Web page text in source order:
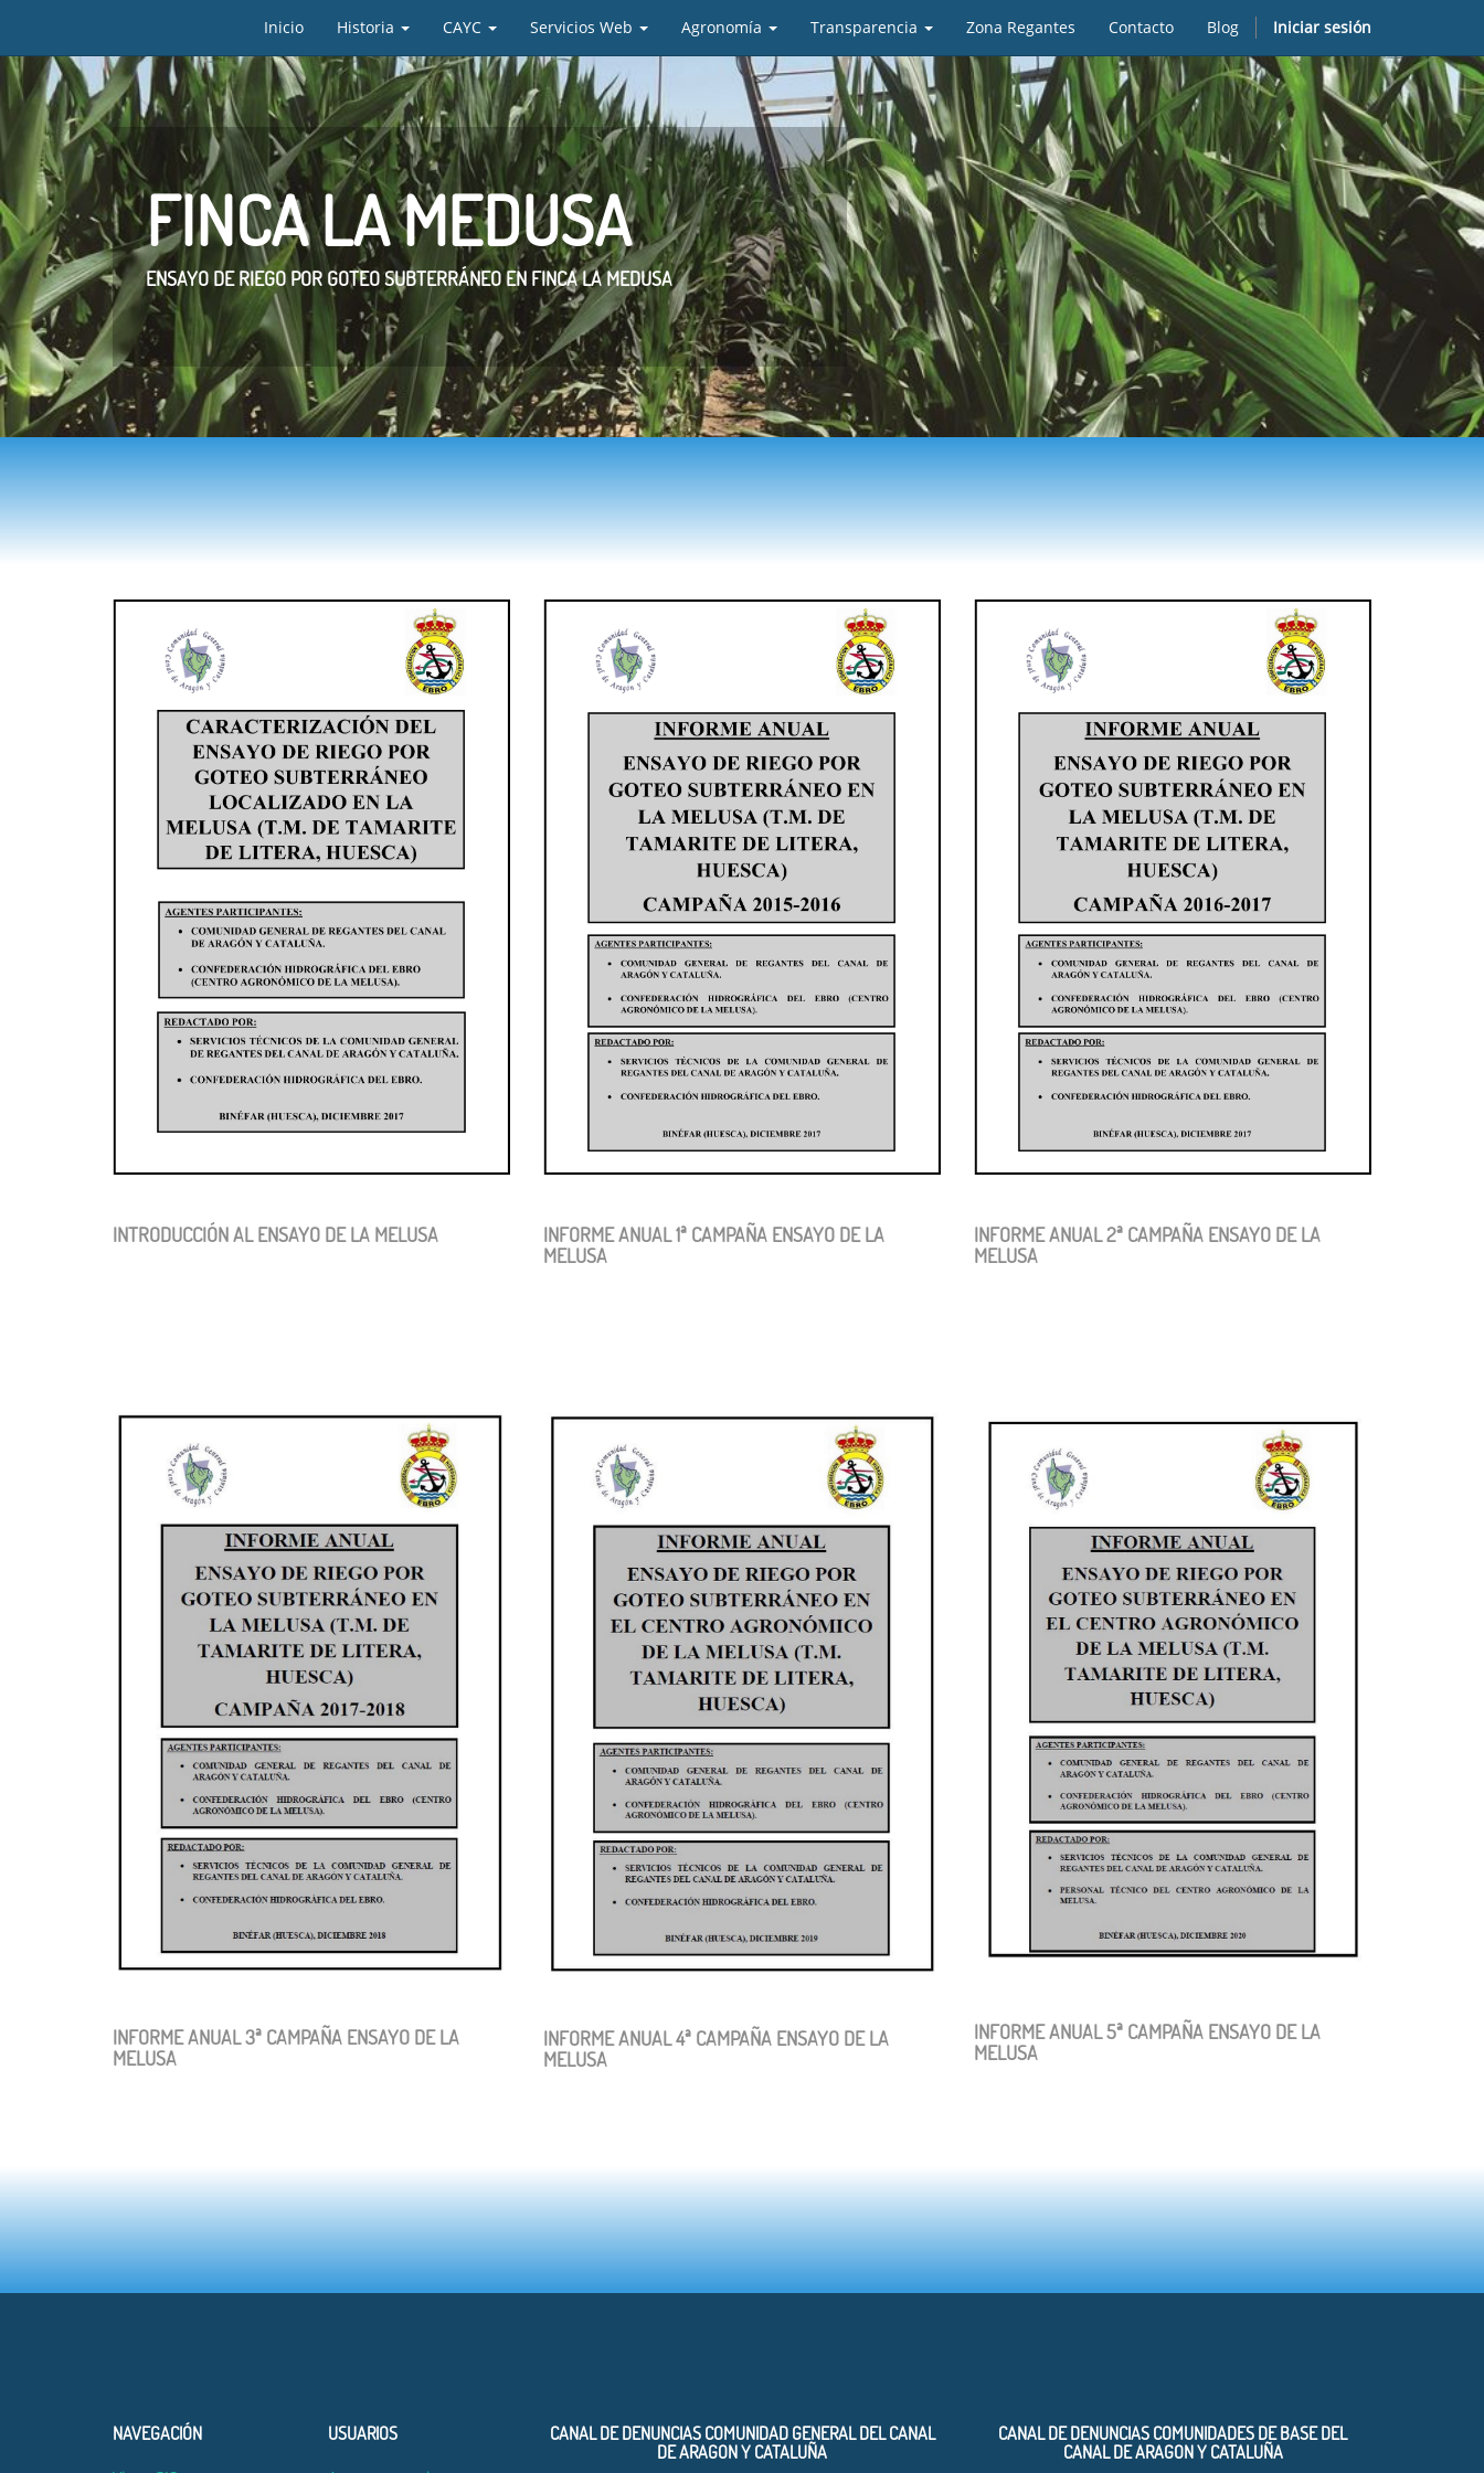
Inicio Historia CAYC Servicios Web Agronomía Transparencia Zona Regantes Contacto Blog Iniciar sesión
FINCA LA MEDUSA
ENSAYO DE RIEGO POR GOTEO SUBTERRÁNEO EN FINCA LA MEDUSA
INTRODUCCIÓN AL ENSAYO DE LA MELUSA INFORME ANUAL 1ª CAMPAÑA ENSAYO DE LA
MELUSA
INFORME ANUAL 2ª CAMPAÑA ENSAYO DE LA
MELUSA
INFORME ANUAL 3ª CAMPAÑA ENSAYO DE LA
MELUSA
INFORME ANUAL 4ª CAMPAÑA ENSAYO DE LA
MELUSA
INFORME ANUAL 5ª CAMPAÑA ENSAYO DE LA
MELUSA
NAVEGACIÓN USUARIOS
CANAL DE DENUNCIAS COMUNIDAD GENERAL DEL CANAL
DE ARAGON Y CATALUÑA
CANAL DE DENUNCIAS COMUNIDADES DE BASE DEL
CANAL DE ARAGON Y CATALUÑA